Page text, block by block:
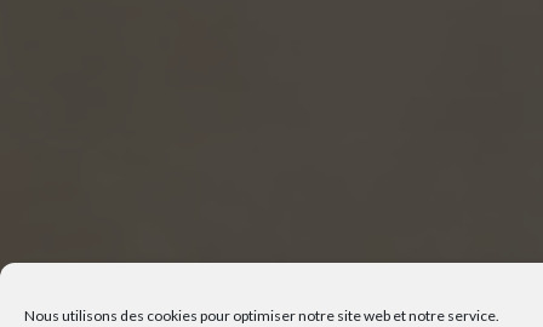
Nous utilisons des cookies pour optimiser notre site web et notre service.